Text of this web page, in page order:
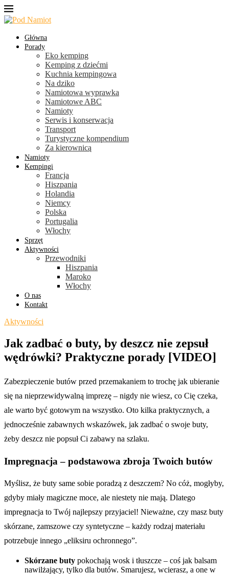
Główna
Porady
Eko kemping
Kemping z dziećmi
Kuchnia kempingowa
Na dziko
Namiotowa wyprawka
Namiotowe ABC
Namioty
Serwis i konserwacja
Transport
Turystyczne kompendium
Za kierownicą
Namioty
Kempingi
Francja
Hiszpania
Holandia
Niemcy
Polska
Portugalia
Włochy
Sprzęt
Aktywności
Przewodniki
Hiszpania
Maroko
Włochy
O nas
Kontakt
Aktywności
Jak zadbać o buty, by deszcz nie zepsuł
wędrówki? Praktyczne porady [VIDEO]
Zabezpieczenie butów przed przemakaniem to trochę jak ubieranie
się na nieprzewidywalną imprezę – nigdy nie wiesz, co Cię czeka,
ale warto być gotowym na wszystko. Oto kilka praktycznych, a
jednocześnie zabawnych wskazówek, jak zadbać o swoje buty,
żeby deszcz nie popsuł Ci zabawy na szlaku.
Impregnacja – podstawowa zbroja Twoich butów
Myślisz, że buty same sobie poradzą z deszczem? No cóż, mogłyby,
gdyby miały magiczne moce, ale niestety nie mają. Dlatego
impregnacja to Twój najlepszy przyjaciel! Nieważne, czy masz buty
skórzane, zamszowe czy syntetyczne – każdy rodzaj materiału
potrzebuje innego „eliksiru ochronnego”.
Skórzane buty pokochają wosk i tłuszcze – coś jak balsam
nawilżający, tylko dla butów. Smarujesz, wcierasz, a one w